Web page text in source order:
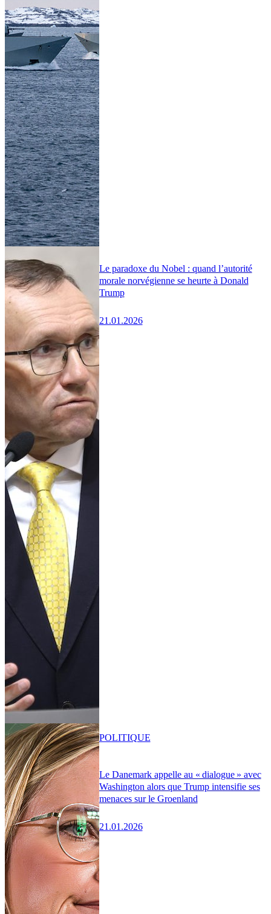
Le paradoxe du Nobel : quand l’autorité
morale norvégienne se heurte à Donald
Trump
21.01.2026
Le Danemark appelle au « dialogue » avec
Washington alors que Trump intensifie ses
menaces sur le Groenland
21.01.2026
POLITIQUE